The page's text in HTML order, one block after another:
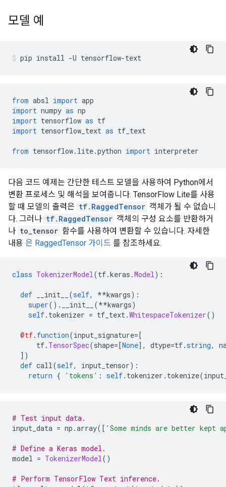
모델 예
pip install -U tensorflow-text
from absl import app
import numpy as np
import tensorflow as tf
import tensorflow_text as tf_text
from tensorflow. lite.python import interpreter
다음 코드 예제는 간단한 테스트 모델을 사용하여 Python에서
변환 프로세스 및 해석을 보여줍니다. TensorFlow Lite를 사용
할 때 모델의 출력은 tf.RaggedTensor 객체가 될 수 없습니
다. 그러나 tf.RaggedTensor 객체의 구성 요소를 반환하거
나 to_tensor 함수를 사용하여 변환할 수 있습니다. 자세한
내용 은 RaggedTensor 가이드 를 참조하세요.
class TokenizerModel(tf.keras .Model):
def __init__ (self, **kwargs):
super(). __init__ (**kwargs)
self. tokenizer = tf_text.WhitespaceTokenizer()
@tf. function(input_signature=[
tf. TensorSpec(shape=[None], dtype=tf.string,
])
def call(self, input_tensor):
return { 'tokens' : self. tokenizer . tokenize(
# Test input data.
input_data = np .array([ 'Some minds are better kept
# Define a Keras model.
model = TokenizerModel()
# Perform TensorFlow Text inference.